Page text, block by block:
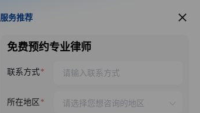
服务推荐
服务推荐
免费预约专业律师
联系方式
所在地区